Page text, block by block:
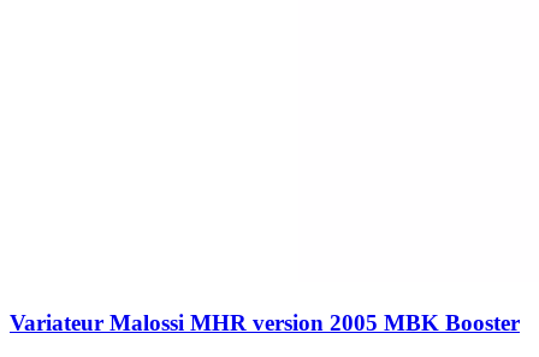
Variateur Malossi MHR version 2005 MBK Booster